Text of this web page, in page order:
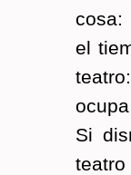
cosa:
el
Si